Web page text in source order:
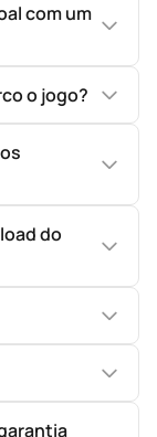
com um
o jogo?
do